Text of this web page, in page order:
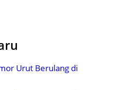
Urut Berulang di